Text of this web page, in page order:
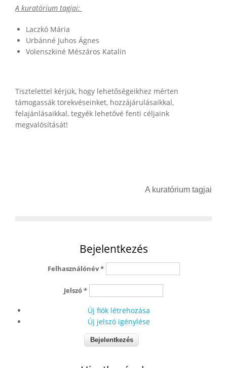
A kuratórium tagjai:
Laczkó Mária
Urbánné Juhos Ágnes
Volenszkiné Mészáros Katalin
Tisztelettel kérjük, hogy lehetőségeikhez mérten
támogassák törekvéseinket, hozzájárulásaikkal,
felajánlásaikkal, tegyék lehetővé fenti céljaink
megvalósítását!
A kuratórium tagjai
Bejelentkezés
Felhasználónév*
Jelszó*
Új fiók létrehozása
Új jelszó igénylése